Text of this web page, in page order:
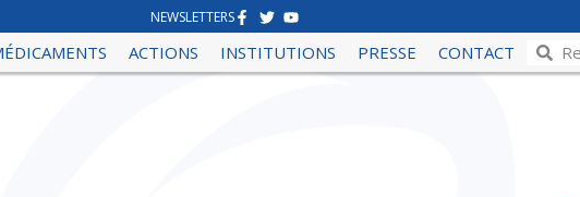
NEWSLETTERS
ACTIONS INSTITUTIONS PRESSE CONTACT